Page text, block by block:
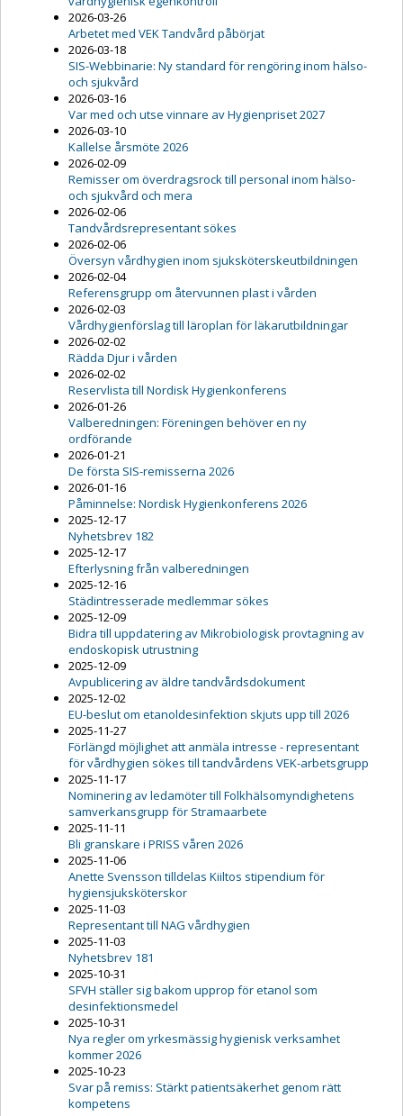
2026-03-26
Arbetet med VEK Tandvård påbörjat
2026-03-18
SIS-Webbinarie: Ny standard för rengöring inom hälso-
och sjukvård
2026-03-16
Var med och utse vinnare av Hygienpriset 2027
2026-03-10
Kallelse årsmöte 2026
2026-02-09
Remisser om överdragsrock till personal inom hälso-
och sjukvård och mera
2026-02-06
Tandvårdsrepresentant sökes
2026-02-06
Översyn vårdhygien inom sjuksköterskeutbildningen
2026-02-04
Referensgrupp om återvunnen plast i vården
2026-02-03
Vårdhygienförslag till läroplan för läkarutbildningar
2026-02-02
Rädda Djur i vården
2026-02-02
Reservlista till Nordisk Hygienkonferens
2026-01-26
Valberedningen: Föreningen behöver en ny
ordförande
2026-01-21
De första SIS-remisserna 2026
2026-01-16
Påminnelse: Nordisk Hygienkonferens 2026
2025-12-17
Nyhetsbrev 182
2025-12-17
Efterlysning från valberedningen
2025-12-16
Städintresserade medlemmar sökes
2025-12-09
Bidra till uppdatering av Mikrobiologisk provtagning av
endoskopisk utrustning
2025-12-09
Avpublicering av äldre tandvårdsdokument
2025-12-02
EU-beslut om etanoldesinfektion skjuts upp till 2026
2025-11-27
Förlängd möjlighet att anmäla intresse - representant
för vårdhygien sökes till tandvårdens VEK-arbetsgrupp
2025-11-17
Nominering av ledamöter till Folkhälsomyndighetens
samverkansgrupp för Stramaarbete
2025-11-11
Bli granskare i PRISS våren 2026
2025-11-06
Anette Svensson tilldelas Kiiltos stipendium för
hygiensjuksköterskor
2025-11-03
Representant till NAG vårdhygien
2025-11-03
Nyhetsbrev 181
2025-10-31
SFVH ställer sig bakom upprop för etanol som
desinfektionsmedel
2025-10-31
Nya regler om yrkesmässig hygienisk verksamhet
kommer 2026
2025-10-23
Svar på remiss: Stärkt patientsäkerhet genom rätt
kompetens